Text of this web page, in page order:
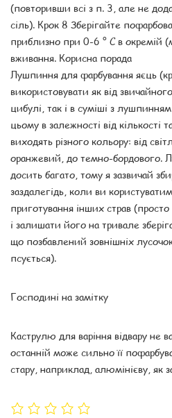
(повторивши всі з п. 3, але не
сіль). Крок 8 Зберігайте
приблизно при 0-6 ° С в окремій
вживання. Корисна порада
Лушпиння для фарбування яєць
використовувати як від
цибулі, так і в суміші з
цьому в залежності від
виходять різного кольору: від
оранжевий, до темно-бордового.
досить багато, тому я зазвичай
заздалегідь, коли ви
приготування інших страв
і залишати його на тривале
що позбавлений зовнішніх
псується).
Господині на замітку
Каструлю для варіння відвару не
останній може сильно її
стару, наприклад, алюмінієву, як